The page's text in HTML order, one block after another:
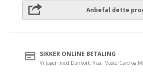
Anbefal dette
SIKKER ONLINE BETALING
Vi tager imod Dankort, Visa, MasterCard og